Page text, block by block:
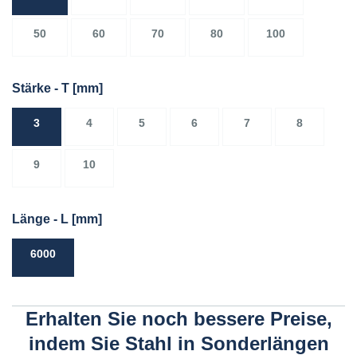
50 60 70 80 100
Stärke - T [mm]
3 4 5 6 7 8
9 10
Länge - L [mm]
6000
Erhalten Sie noch bessere Preise,
indem Sie Stahl in Sonderlängen